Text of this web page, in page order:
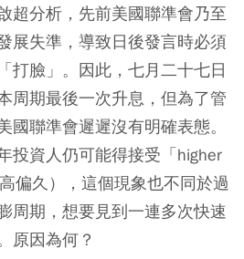
超分析，先前美國聯準會乃至
展失準，導致日後發言時必須
打臉」。因此，七月二十七日
周期最後一次升息，但為了管
國聯準會遲遲沒有明確表態。
投資人仍可能得接受「higher
偏久），這個現象也不同於過
周期，想要見到一連多次快速
原因為何？